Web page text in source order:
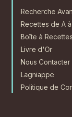
Recherche
Recettes de A
Boîte à Recettes
Livre d'Or
Nous Contacter
Lagniappe
Politique de